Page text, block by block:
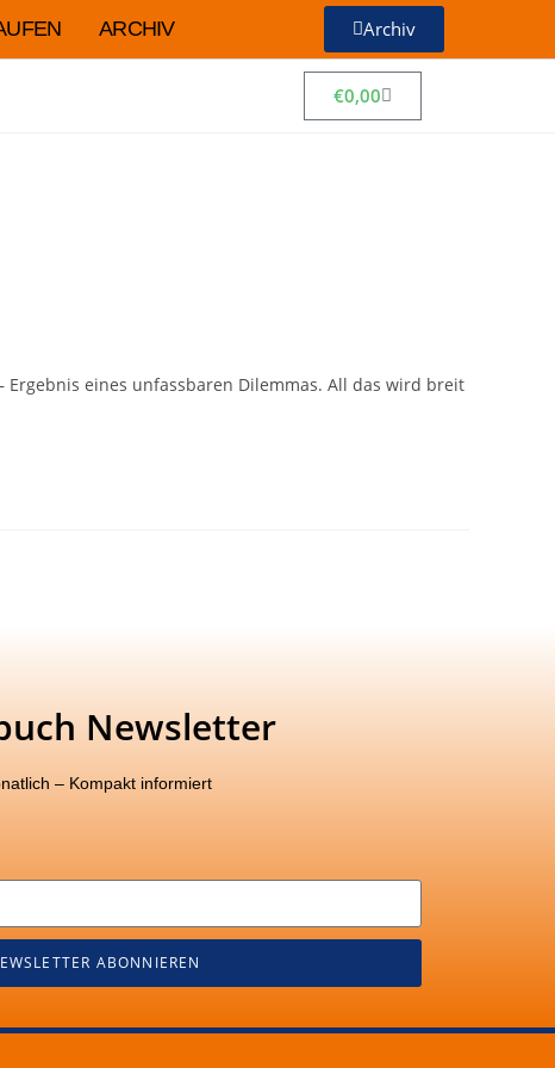
ARCHIV Archiv
€0,00
eines unfassbaren Dilemmas. All das wird breit
Newsletter
– Kompakt informiert
ABONNIEREN